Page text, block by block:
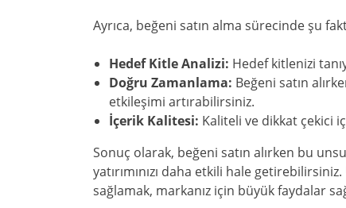
Ayrıca, beğeni satın alma sürecinde şu
Hedef Kitle Analizi: Hedef kitlenizi
Doğru Zamanlama: Beğeni satın
etkileşimi artırabilirsiniz.
İçerik Kalitesi: Kaliteli ve dikkat çekici
Sonuç olarak, beğeni satın alırken bu
yatırımınızı daha etkili hale
sağlamak, markanız için büyük faydalar